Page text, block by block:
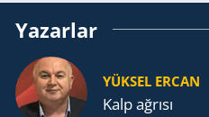
Yazarlar
YÜKSEL ERCAN
Kalp ağrısı